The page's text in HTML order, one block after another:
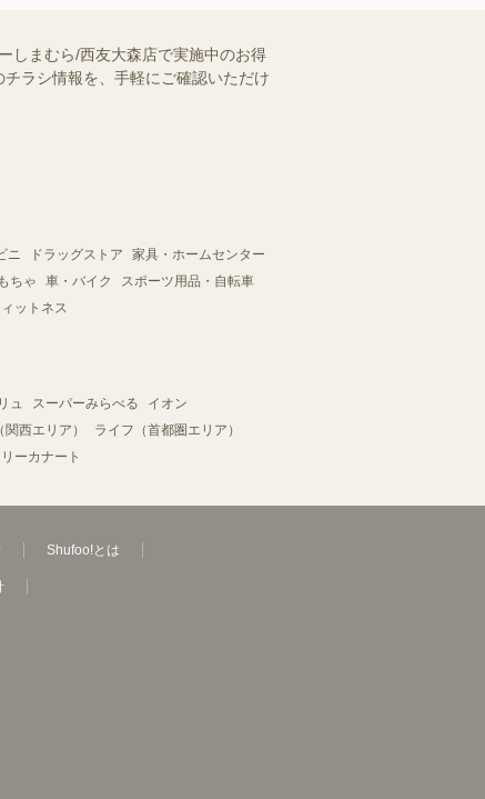
しまむら/西友大森店で実施中のお得
ラシ情報を、手軽にご確認いただけ
ニ ドラッグストア
家具・ホームセンター
ちゃ 車・バイク
スポーツ用品・自転車
ットネス
ュ スーパーみらべる
イオン
西エリア）
ライフ（首都圏エリア）
ーカナート
Shufoo!とは